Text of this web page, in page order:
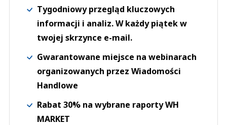
Tygodniowy przegląd kluczowych
informacji i analiz. W każdy piątek w
twojej skrzynce e-mail.
Gwarantowane miejsce na webinarach
organizowanych przez Wiadomości
Handlowe
Rabat 30% na wybrane raporty WH
MARKET